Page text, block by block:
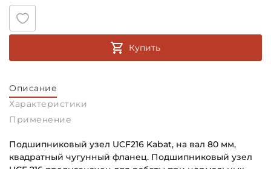
Купить
Описание
Характеристики
Применение
Подшипниковый узел UCF216 Kabat, на вал 80 мм,
квадратный чугунный фланец. Подшипниковый узел